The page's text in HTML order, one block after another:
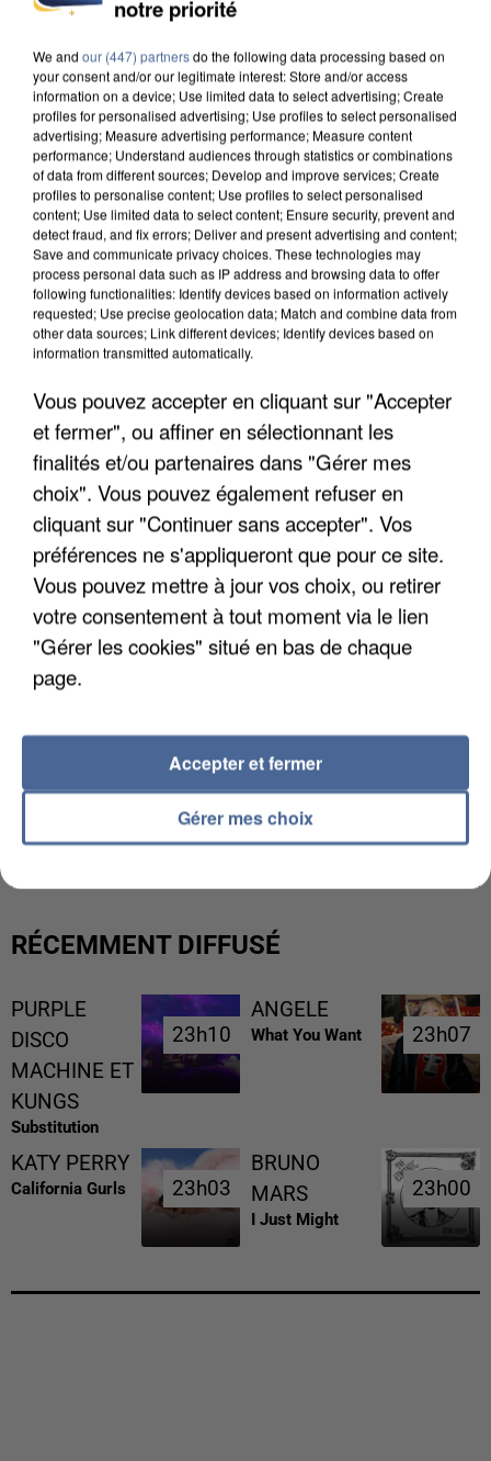
INTERPELLÉ EN ALGÉRIE
COULÉE DE BOUE EN HAUTE-SAVOIE
RÉCEMMENT DIFFUSÉ
PURPLE
DISCO
MACHINE ET
KUNGS
Substitution
23h10
23h10
ANGELE
What You Want 23h07
23h07
KATY PERRY
California Gurls 23h03
23h03
BRUNO
MARS
I Just Might
23h00
23h00
notre priorité
We and our (447) partnersdo the following data processing based on
your consent and/or our legitimate interest: Store and/or access
information on a device; Use limited data to select advertising; Create
profiles for personalised advertising; Use profiles to select personalised
advertising; Measure advertising performance; Measure content
performance; Understand audiences through statistics or combinations
of data from different sources; Develop and improve services; Create
profiles to personalise content; Use profiles to select personalised
content; Use limited data to select content; Ensure security, prevent and
detect fraud, and fix errors; Deliver and present advertising and content;
Save and communicate privacy choices. These technologies may
process personal data such as IP address and browsing data to offer
following functionalities: Identify devices based on information actively
requested; Use precise geolocation data; Match and combine data from
other data sources; Link different devices; Identify devices based on
information transmitted automatically.
Vous pouvez accepter en cliquant sur "Accepter
et fermer", ou affiner en sélectionnant les
finalités et/ou partenaires dans "Gérer mes
choix". Vous pouvez également refuser en
cliquant sur "Continuer sans accepter". Vos
préférences ne s'appliqueront que pour ce site.
Vous pouvez mettre à jour vos choix, ou retirer
votre consentement à tout moment via le lien
"Gérer les cookies" situé en bas de chaque
page.
Gérer mes choix
Accepter et fermer